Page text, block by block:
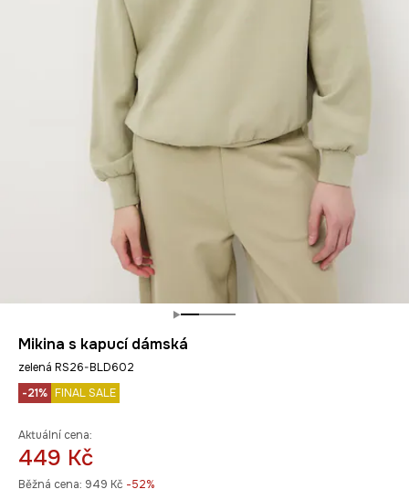
Mikina s kapucí dámská
zelená RS26-BLD602
-21% FINAL SALE
Aktuální cena:
449 Kč
Běžná cena: 949 Kč -52%